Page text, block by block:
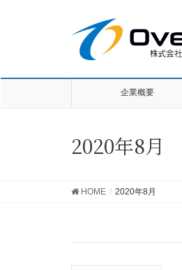
企業概要
2020年8月
HOME 2020年8月